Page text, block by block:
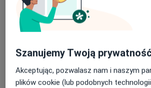
Wspieram kobiety na różnych etapach
Меня зовутЕкатерина Шилкина.
Я врач-акушер-гинеколог.
Szanujemy Twoją prywatność
Akceptując, pozwalasz nam i naszym
plików cookie (lub podobnych